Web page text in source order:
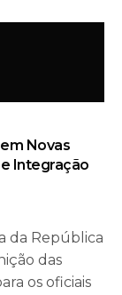
Novas
Integração
da República
das
os oficiais